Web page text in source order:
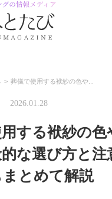
葬儀で使用する袱紗の色や...
2026.01.28
する袱紗の色
な選び方と注
とめて解説